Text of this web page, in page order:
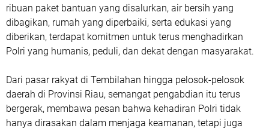
ribuan paket bantuan yang disalurkan, air bersih yang
dibagikan, rumah yang diperbaiki, serta edukasi yang
diberikan, terdapat komitmen untuk terus menghadirkan
Polri yang humanis, peduli, dan dekat dengan masyarakat.
Dari pasar rakyat di Tembilahan hingga pelosok-pelosok
daerah di Provinsi Riau, semangat pengabdian itu terus
bergerak, membawa pesan bahwa kehadiran Polri tidak
hanya dirasakan dalam menjaga keamanan, tetapi juga